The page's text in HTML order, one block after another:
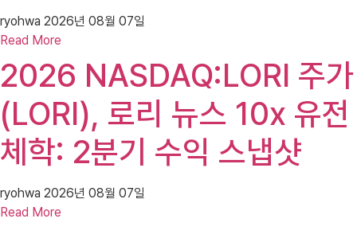
ryohwa 2026년 08월 07일
Read More
2026 NASDAQ:LORI 주가
(LORI), 로리 뉴스 10x 유전
체학: 2분기 수익 스냅샷
ryohwa 2026년 08월 07일
Read More